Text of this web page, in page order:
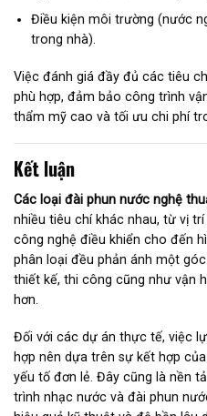
Điều kiện môi trường (nước
trong nhà).
Việc đánh giá đầy đủ các tiêu
phù hợp, đảm bảo công trình
thẩm mỹ cao và tối ưu chi phí
Kết luận
Các loại đài phun nước nghệ
nhiều tiêu chí khác nhau, từ vị
công nghệ điều khiển cho đến
phân loại đều phản ánh một
thiết kế, thi công cũng như vận
hơn.
Đối với các dự án thực tế, việc
hợp nên dựa trên sự kết hợp
yếu tố đơn lẻ. Đây cũng là nền
trình nhạc nước và đài phun